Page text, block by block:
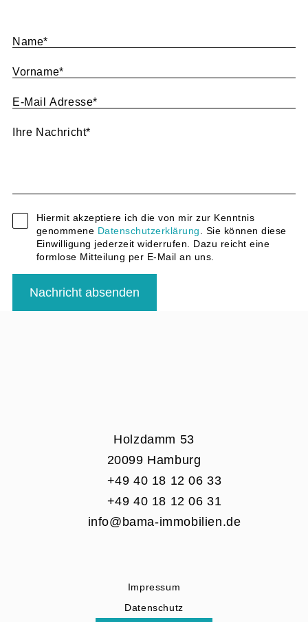
Name*
Vorname*
E-Mail Adresse*
Ihre Nachricht*
Hiermit akzeptiere ich die von mir zur Kenntnis
genommene Datenschutzerklärung
. Sie können diese
Einwilligung jederzeit widerrufen. Dazu reicht eine
formlose Mitteilung per E-Mail an uns.
Holzdamm 53
20099 Hamburg
+49 40 18 12 06 33
+49 40 18 12 06 31
info@bama-immobilien.de
Impressum
Datenschutz